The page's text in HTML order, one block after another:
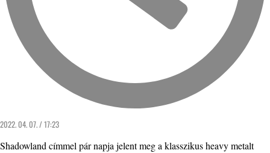
2022. 04. 07. / 17:23
Shadowland címmel pár napja jelent meg a klasszikus heavy metalt